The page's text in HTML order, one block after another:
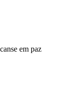
em paz